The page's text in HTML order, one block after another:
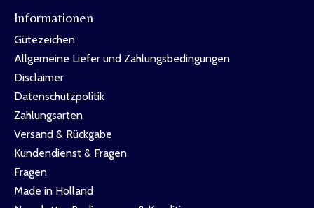
Informationen
Gütezeichen
Allgemeine Liefer und Zahlungsbedingungen
Disclaimer
Datenschutzpolitik
Zahlungsarten
Versand & Rückgabe
Kundendienst & Fragen
Fragen
Made in Holland